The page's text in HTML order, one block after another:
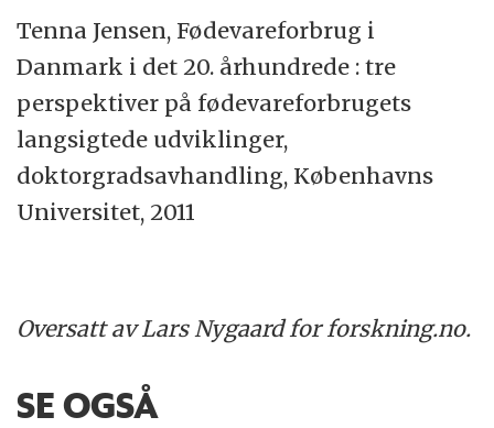
Tenna Jensen, Fødevareforbrug i
Danmark i det 20. århundrede : tre
perspektiver på fødevareforbrugets
langsigtede udviklinger,
doktorgradsavhandling, Københavns
Universitet, 2011
Oversatt av Lars Nygaard for forskning.no.
SE OGSÅ